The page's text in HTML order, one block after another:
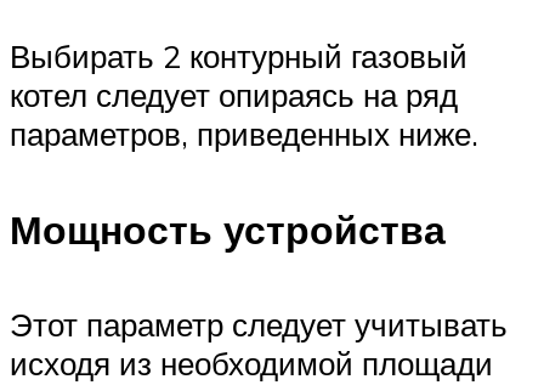
Выбирать 2 контурный газовый
котел следует опираясь на ряд
параметров, приведенных ниже.
Мощность устройства
Этот параметр следует учитывать
исходя из необходимой площади